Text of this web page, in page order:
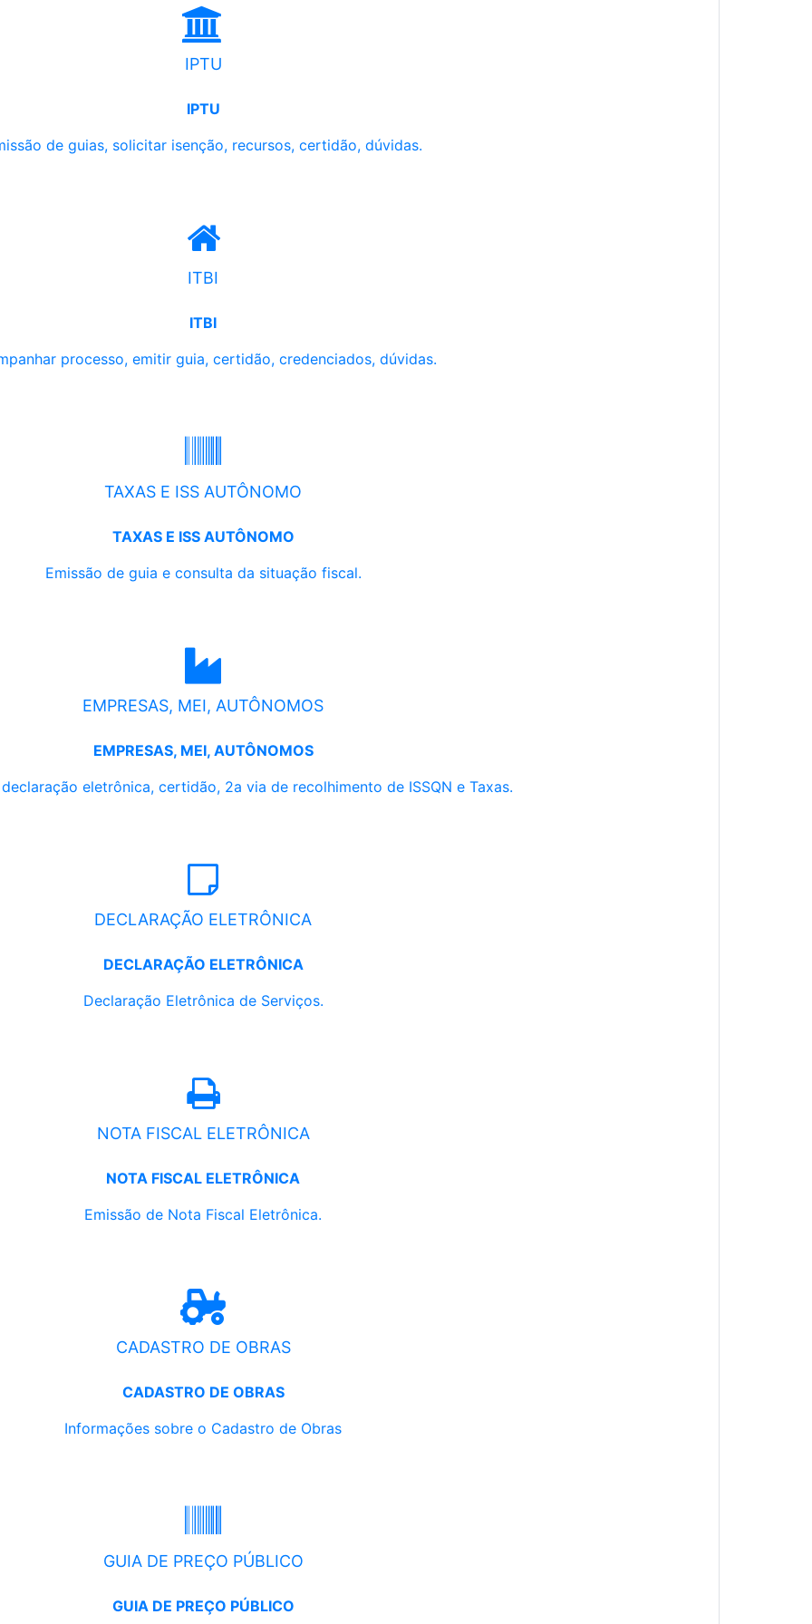
IPTU
IPTU
de guias, solicitar isenção, recursos, certidão, dúvidas.
ITBI
ITBI
processo, emitir guia, certidão, credenciados, dúvidas.
TAXAS E ISS AUTÔNOMO
TAXAS E ISS AUTÔNOMO
Emissão de guia e consulta da situação fiscal.
EMPRESAS, MEI, AUTÔNOMOS
EMPRESAS, MEI, AUTÔNOMOS
eletrônica, certidão, 2a via de recolhimento de ISSQN e Taxas.
DECLARAÇÃO ELETRÔNICA
DECLARAÇÃO ELETRÔNICA
Declaração Eletrônica de Serviços.
NOTA FISCAL ELETRÔNICA
NOTA FISCAL ELETRÔNICA
Emissão de Nota Fiscal Eletrônica.
CADASTRO DE OBRAS
CADASTRO DE OBRAS
Informações sobre o Cadastro de Obras
GUIA DE PREÇO PÚBLICO
GUIA DE PREÇO PÚBLICO